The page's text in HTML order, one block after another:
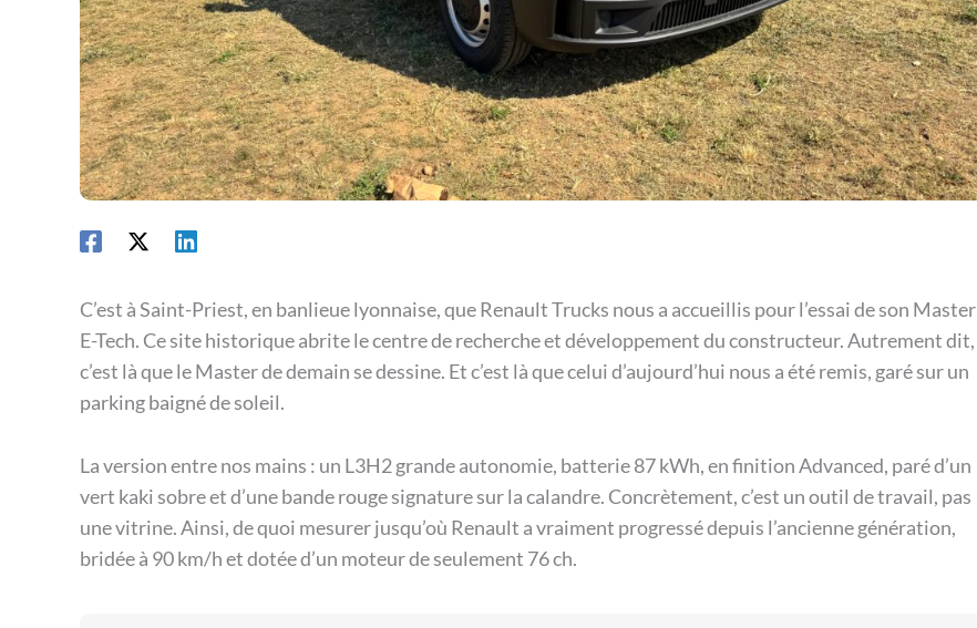
C’est à Saint-Priest, en banlieue lyonnaise, que Renault Trucks nous a accueillis pour l’essai de son Master
E-Tech. Ce site historique abrite le centre de recherche et développement du constructeur. Autrement dit,
c’est là que le Master de demain se dessine. Et c’est là que celui d’aujourd’hui nous a été remis, garé sur un
parking baigné de soleil.
La version entre nos mains : un L3H2 grande autonomie, batterie 87 kWh, en finition Advanced, paré d’un
vert kaki sobre et d’une bande rouge signature sur la calandre. Concrètement, c’est un outil de travail, pas
une vitrine. Ainsi, de quoi mesurer jusqu’où Renault a vraiment progressé depuis l’ancienne génération,
bridée à 90 km/h et dotée d’un moteur de seulement 76 ch.